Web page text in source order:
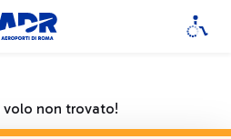
non trovato!